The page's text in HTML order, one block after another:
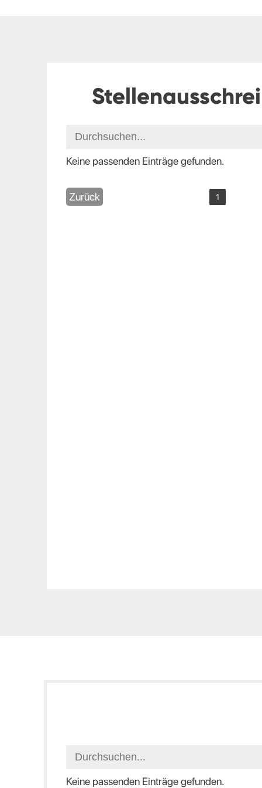
Keine passenden Einträge gefunden.
Zurück 1
Keine passenden Einträge gefunden.